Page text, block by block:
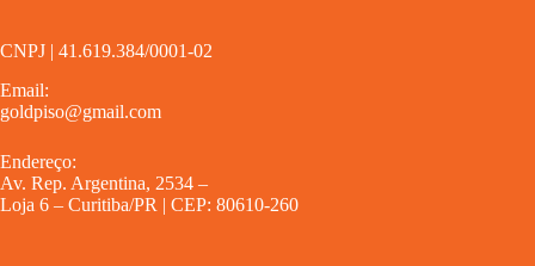
CNPJ | 41.619.384/0001-02
Email:
goldpiso@gmail.com
Endereço:
Av. Rep. Argentina, 2534 –
Loja 6 – Curitiba/PR | CEP: 80610-260